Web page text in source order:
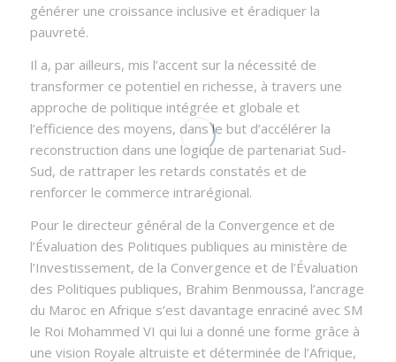
générer une croissance inclusive et éradiquer la
pauvreté.
Il a, par ailleurs, mis l’accent sur la nécessité de
transformer ce potentiel en richesse, à travers une
approche de politique intégrée et globale et
l’efficience des moyens, dans le but d’accélérer la
reconstruction dans une logique de partenariat Sud-
Sud, de rattraper les retards constatés et de
renforcer le commerce intrarégional.
Pour le directeur général de la Convergence et de
l’Évaluation des Politiques publiques au ministère de
l’Investissement, de la Convergence et de l’Évaluation
des Politiques publiques, Brahim Benmoussa, l’ancrage
du Maroc en Afrique s’est davantage enraciné avec SM
le Roi Mohammed VI qui lui a donné une forme grâce à
une vision Royale altruiste et déterminée de l’Afrique,